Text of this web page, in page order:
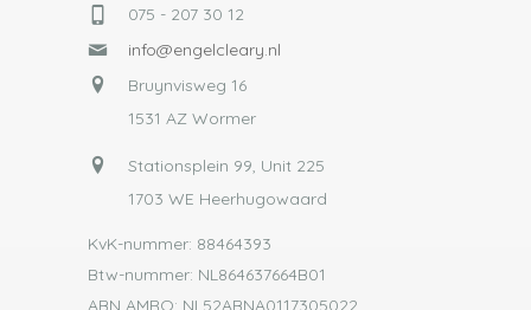
075 - 207 30 12
info@engelcleary.nl
Bruynvisweg 16
1531 AZ Wormer
Stationsplein 99, Unit 225
1703 WE Heerhugowaard
KvK-nummer: 88464393
Btw-nummer: NL864637664B01
ABN AMRO: NL52ABNA0117305022